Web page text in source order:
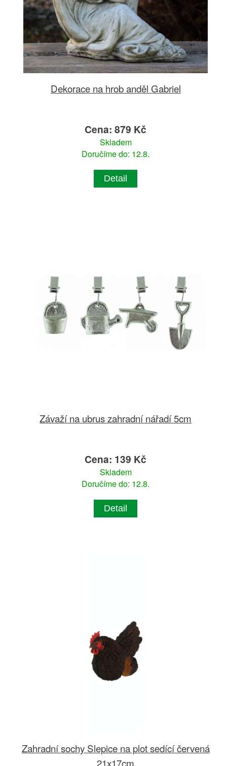
Dekorace na hrob anděl Gabriel
Cena: 879 Kč
Skladem
Doručíme do: 12.8.
Detail
Závaží na ubrus zahradní nářadí 5cm
Cena: 139 Kč
Skladem
Doručíme do: 12.8.
Detail
Zahradní sochy Slepice na plot sedící červená
21x17cm